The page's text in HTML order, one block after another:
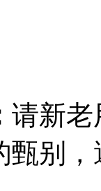
请新老
甄别